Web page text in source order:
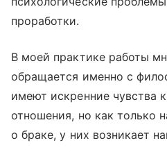
проработки.
В моей практике работы
обращается именно с
имеют искренние чувства
отношения, но как только
о браке, у них возникает